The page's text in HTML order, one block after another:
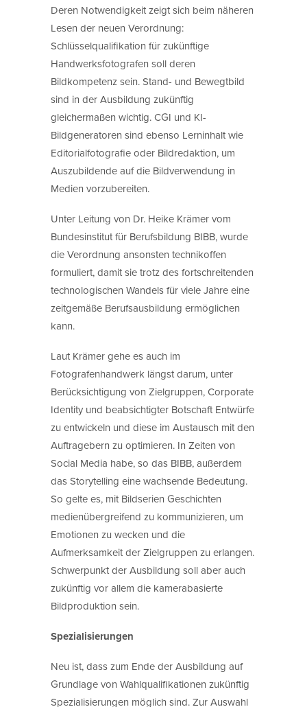
Deren Notwendigkeit zeigt sich beim näheren
Lesen der neuen Verordnung:
Schlüsselqualifikation für zukünftige
Handwerksfotografen soll deren
Bildkompetenz sein. Stand- und Bewegtbild
sind in der Ausbildung zukünftig
gleichermaßen wichtig. CGI und KI-
Bildgeneratoren sind ebenso Lerninhalt wie
Editorialfotografie oder Bildredaktion, um
Auszubildende auf die Bildverwendung in
Medien vorzubereiten.
Unter Leitung von Dr. Heike Krämer vom
Bundesinstitut für Berufsbildung BIBB, wurde
die Verordnung ansonsten technikoffen
formuliert, damit sie trotz des fortschreitenden
technologischen Wandels für viele Jahre eine
zeitgemäße Berufsausbildung ermöglichen
kann.
Laut Krämer gehe es auch im
Fotografenhandwerk längst darum, unter
Berücksichtigung von Zielgruppen, Corporate
Identity und beabsichtigter Botschaft Entwürfe
zu entwickeln und diese im Austausch mit den
Auftragebern zu optimieren. In Zeiten von
Social Media habe, so das BIBB, außerdem
das Storytelling eine wachsende Bedeutung.
So gelte es, mit Bildserien Geschichten
medienübergreifend zu kommunizieren, um
Emotionen zu wecken und die
Aufmerksamkeit der Zielgruppen zu erlangen.
Schwerpunkt der Ausbildung soll aber auch
zukünftig vor allem die kamerabasierte
Bildproduktion sein.
Spezialisierungen
Neu ist, dass zum Ende der Ausbildung auf
Grundlage von Wahlqualifikationen zukünftig
Spezialisierungen möglich sind. Zur Auswahl